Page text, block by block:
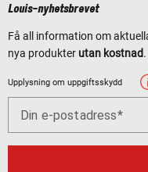
Louis-nyhetsbrevet
Få all information om
nya produkter utan kostnad.
Upplysning om uppgiftsskydd
Din e-postadress